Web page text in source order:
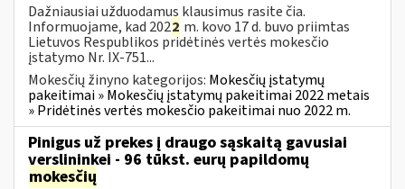
Dažniausiai užduodamus klausimus rasite čia.
Informuojame, kad 2022 m. kovo 17 d. buvo priimtas
Lietuvos Respublikos pridėtinės vertės mokesčio
įstatymo Nr. IX-751...
Mokesčių žinyno kategorijos: Mokesčių įstatymų
pakeitimai » Mokesčių įstatymų pakeitimai 2022 metais
» Pridėtinės vertės mokesčio pakeitimai nuo 2022 m.
Pinigus už prekes į draugo sąskaitą gavusiai
verslininkei - 96 tūkst. eurų papildomų
mokesčių